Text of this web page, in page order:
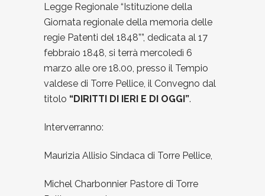
Legge Regionale “Istituzione della
Giornata regionale della memoria delle
regie Patenti del 1848””, dedicata al 17
febbraio 1848, si terrà mercoledì 6
marzo alle ore 18.00, presso il Tempio
valdese di Torre Pellice, il Convegno dal
titolo “DIRITTI DI IERI E DI OGGI”.
Interverranno:
Maurizia Allisio Sindaca di Torre Pellice,
Michel Charbonnier Pastore di Torre